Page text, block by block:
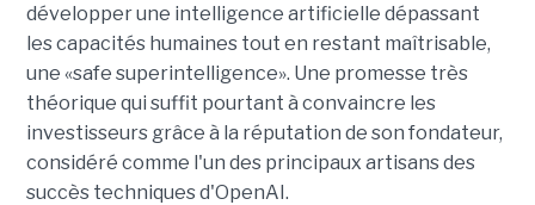
développer une intelligence artificielle dépassant
les capacités humaines tout en restant maîtrisable,
une «safe superintelligence». Une promesse très
théorique qui suffit pourtant à convaincre les
investisseurs grâce à la réputation de son fondateur,
considéré comme l'un des principaux artisans des
succès techniques d'OpenAI.